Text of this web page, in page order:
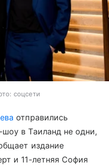
соцсети
отправились
в Таиланд не одни,
издание
и 11-летняя София